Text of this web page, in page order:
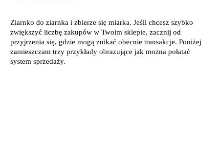
Ziarnko do ziarnka i zbierze się miarka. Jeśli chcesz szybko
zwiększyć liczbę zakupów w Twoim sklepie, zacznij od
przyjrzenia się, gdzie mogą znikać obecnie transakcje. Poniżej
zamieszczam trzy przykłady obrazujące jak można połatać
system sprzedaży.